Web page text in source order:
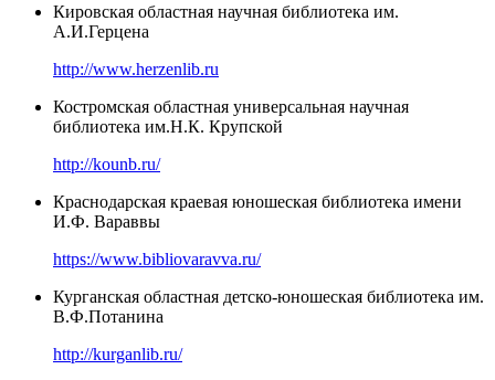
Кировская областная научная библиотека им.
А.И.Герцена
http://www.herzenlib.ru
Костромская областная универсальная научная
библиотека им.Н.К. Крупской
http://kounb.ru/
Краснодарская краевая юношеская библиотека имени
И.Ф. Вараввы
https://www.bibliovaravva.ru/
Курганская областная детско-юношеская библиотека им.
В.Ф.Потанина
http://kurganlib.ru/